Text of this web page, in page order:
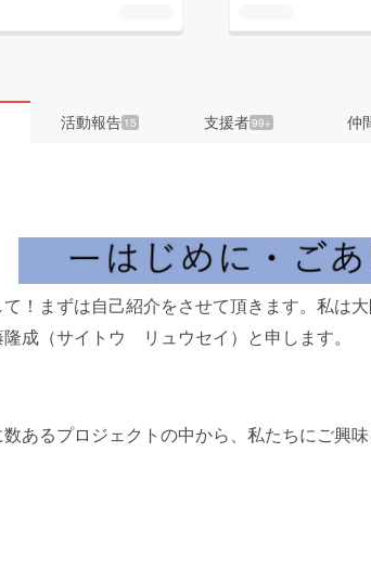
活動報告 15 支援者99+ 仲
！まずは自己紹介をさせて頂きます。私は
成（サイトウ リュウセイ）と申します。
あるプロジェクトの中から、私たちにご興